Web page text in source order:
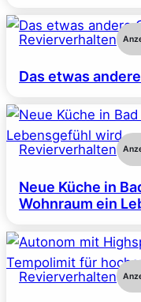
Revierverhalten
Das etwas
Revierverhalten
Neue Küche in
Wohnraum ein
Revierverhalten